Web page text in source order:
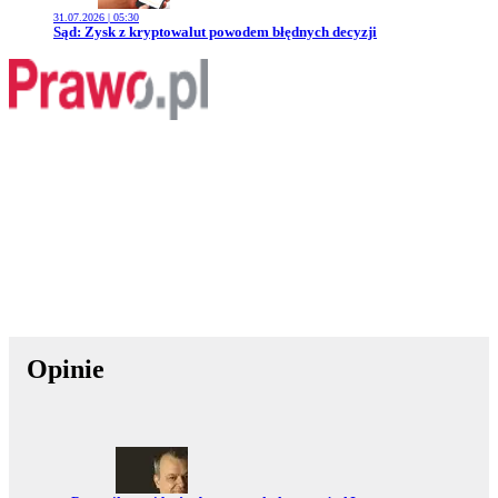
31.07.2026 | 05:30
Przejdź do artykułu:
Sąd: Zysk z kryptowalut powodem błędnych decyzji
Opinie